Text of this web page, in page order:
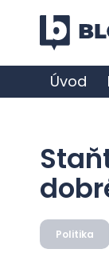
Úvod
Politika